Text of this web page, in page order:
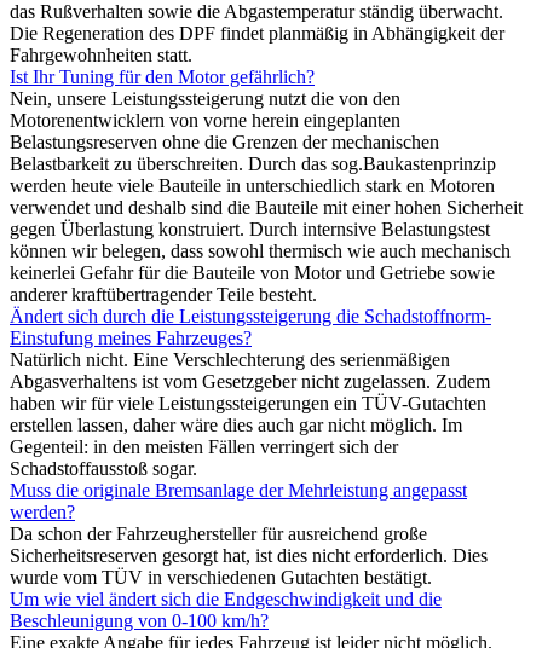
das Rußverhalten sowie die Abgastemperatur ständig überwacht.
Die Regeneration des DPF findet planmäßig in Abhängigkeit der
Fahrgewohnheiten statt.
Ist Ihr Tuning für den Motor gefährlich?
Nein, unsere Leistungssteigerung nutzt die von den
Motorenentwicklern von vorne herein eingeplanten
Belastungsreserven ohne die Grenzen der mechanischen
Belastbarkeit zu überschreiten. Durch das sog.Baukastenprinzip
werden heute viele Bauteile in unterschiedlich stark en Motoren
verwendet und deshalb sind die Bauteile mit einer hohen Sicherheit
gegen Überlastung konstruiert. Durch internsive Belastungstest
können wir belegen, dass sowohl thermisch wie auch mechanisch
keinerlei Gefahr für die Bauteile von Motor und Getriebe sowie
anderer kraftübertragender Teile besteht.
Ändert sich durch die Leistungssteigerung die Schadstoffnorm-
Einstufung meines Fahrzeuges?
Natürlich nicht. Eine Verschlechterung des serienmäßigen
Abgasverhaltens ist vom Gesetzgeber nicht zugelassen. Zudem
haben wir für viele Leistungssteigerungen ein TÜV-Gutachten
erstellen lassen, daher wäre dies auch gar nicht möglich. Im
Gegenteil: in den meisten Fällen verringert sich der
Schadstoffausstoß sogar.
Muss die originale Bremsanlage der Mehrleistung angepasst
werden?
Da schon der Fahrzeughersteller für ausreichend große
Sicherheitsreserven gesorgt hat, ist dies nicht erforderlich. Dies
wurde vom TÜV in verschiedenen Gutachten bestätigt.
Um wie viel ändert sich die Endgeschwindigkeit und die
Beschleunigung von 0-100 km/h?
Eine exakte Angabe für jedes Fahrzeug ist leider nicht möglich.